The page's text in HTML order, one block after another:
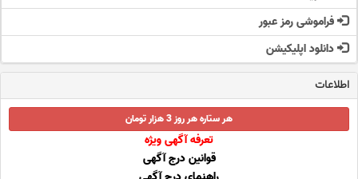
فراموشی رمز عبور
دانلود اپلیکیشن
اطلاعات
هر ستاره هر روز 3 هزار تومان
تعرفه آگهی ویژه
قوانین درج آگهی